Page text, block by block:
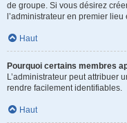
de groupe. Si vous désirez
l’administrateur en premier
Haut
Pourquoi certains membres
L’administrateur peut attribuer
rendre facilement identifiables.
Haut